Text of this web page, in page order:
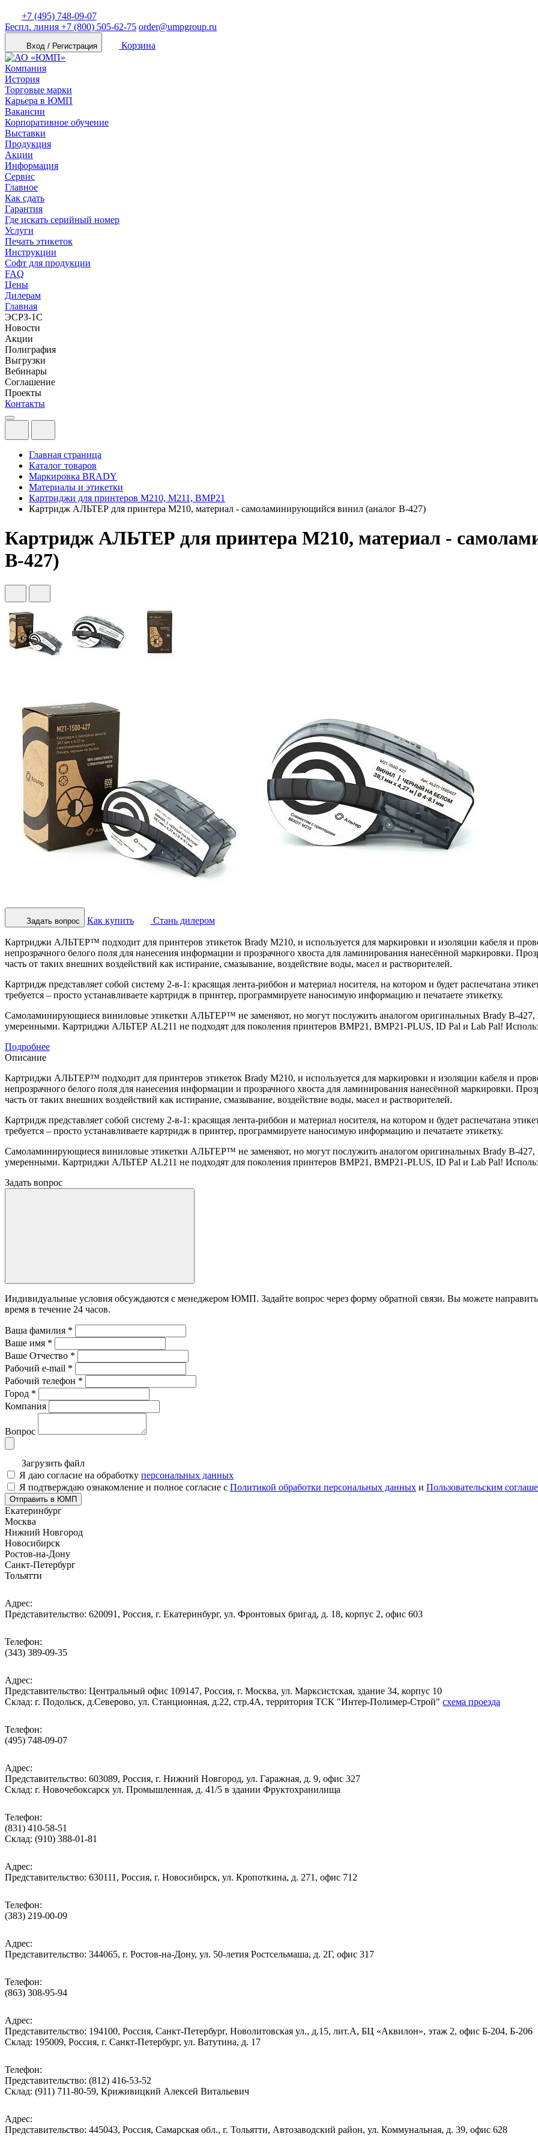
+7 (495) 748-09-07
Беспл. линия +7 (800) 505-62-75 order@umpgroup.ru
Вход / Регистрация Корзина
Компания
История
Торговые марки
Карьера в ЮМП
Вакансии
Корпоративное обучение
Выставки
Продукция
Акции
Информация
Сервис
Главное
Как сдать
Гарантия
Где искать серийный номер
Услуги
Печать этикеток
Инструкции
Софт для продукции
FAQ
Цены
Дилерам
Главная
ЭСРЗ-1С
Новости
Акции
Полиграфия
Выгрузки
Вебинары
Соглашение
Проекты
Контакты
Главная страница
Каталог товаров
Маркировка BRADY
Материалы и этикетки
Картриджи для принтеров М210, M211, ВМР21
Картридж АЛЬТЕР для принтера M210, материал - самоламинирующийся винил (аналог B-427)
Картридж АЛЬТЕР для принтера M210, материал -
B-427)
Задать вопрос Как купить Стань дилером
Картриджи АЛЬТЕР™ подходит для принтеров этикеток Brady M210, и используется для маркировки и изоляции кабеля и
непрозрачного белого поля для нанесения информации и прозрачного хвоста для ламинирования нанесённой маркировки.
часть от таких внешних воздействий как истирание, смазывание, воздействие воды, масел и растворителей.
Картридж представляет собой систему 2-в-1: красящая лента-риббон и материал носителя, на котором и будет распечатана
требуется – просто устанавливаете картридж в принтер, программируете наносимую информацию и печатаете этикетку.
Самоламинирующиеся виниловые этикетки АЛЬТЕР™ не заменяют, но могут послужить аналогом оригинальных Brady B-427, в
умеренными. Картриджи АЛЬТЕР AL211 не подходят для поколения принтеров BMP21, BMP21-PLUS, ID Pal и Lab Pal!
Подробнее
Описание
Картриджи АЛЬТЕР™ подходит для принтеров этикеток Brady M210, и используется для маркировки и изоляции кабеля и
непрозрачного белого поля для нанесения информации и прозрачного хвоста для ламинирования нанесённой маркировки.
часть от таких внешних воздействий как истирание, смазывание, воздействие воды, масел и растворителей.
Картридж представляет собой систему 2-в-1: красящая лента-риббон и материал носителя, на котором и будет распечатана
требуется – просто устанавливаете картридж в принтер, программируете наносимую информацию и печатаете этикетку.
Самоламинирующиеся виниловые этикетки АЛЬТЕР™ не заменяют, но могут послужить аналогом оригинальных Brady B-427, в
умеренными. Картриджи АЛЬТЕР AL211 не подходят для поколения принтеров BMP21, BMP21-PLUS, ID Pal и Lab Pal!
Задать вопрос
Индивидуальные условия обсуждаются с менеджером ЮМП. Задайте вопрос через форму обратной связи. Вы можете
время в течение 24 часов.
Ваша фамилия *
Ваше имя *
Ваше Отчество *
Рабочий e-mail *
Рабочий телефон *
Город *
Компания
Вопрос
Загрузить файл
Я даю согласие на обработку персональных данных
Я подтверждаю ознакомление и полное согласие с Политикой обработки персональных данных и Пользовательским
Отправить в ЮМП
Екатеринбург
Москва
Нижний Новгород
Новосибирск
Ростов-на-Дону
Санкт-Петербург
Тольятти
Адрес:
Представительство: 620091, Россия, г. Екатеринбург, ул. Фронтовых бригад, д. 18, корпус 2, офис 603
Телефон:
(343) 389-09-35
Адрес:
Представительство: Центральный офис 109147, Россия, г. Москва, ул. Марксистская, здание 34, корпус 10
Cклад: г. Подольск, д.Северово, ул. Станционная, д.22, стр.4А, территория ТСК "Интер-Полимер-Строй" схема проезда
Телефон:
(495) 748-09-07
Адрес:
Представительство: 603089, Россия, г. Нижний Новгород, ул. Гаражная, д. 9, офис 327
Склад: г. Новочебоксарск ул. Промышленная, д. 41/5 в здании Фруктохранилища
Телефон:
(831) 410-58-51
Склад: (910) 388-01-81
Адрес:
Представительство: 630111, Россия, г. Новосибирск, ул. Кропоткина, д. 271, офис 712
Телефон:
(383) 219-00-09
Адрес:
Представительство: 344065, г. Ростов-на-Дону, ул. 50-летия Ростсельмаша, д. 2Г, офис 317
Телефон:
(863) 308-95-94
Адрес:
Представительство: 194100, Россия, Санкт-Петербург, Новолитовская ул., д.15, лит.А, БЦ «Аквилон», этаж 2, офис Б-204, Б-206
Склад: 195009, Россия, г. Санкт-Петербург, ул. Ватутина, д. 17
Телефон:
Представительство: (812) 416-53-52
Склад: (911) 711-80-59, Криживицкий Алексей Витальевич
Адрес:
Представительство: 445043, Россия, Самарская обл., г. Тольятти, Автозаводский район, ул. Коммунальная, д. 39, офис 628